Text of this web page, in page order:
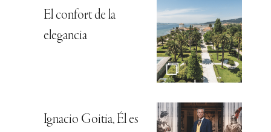
El confort de la
elegancia
Ignacio Goitia, Él es